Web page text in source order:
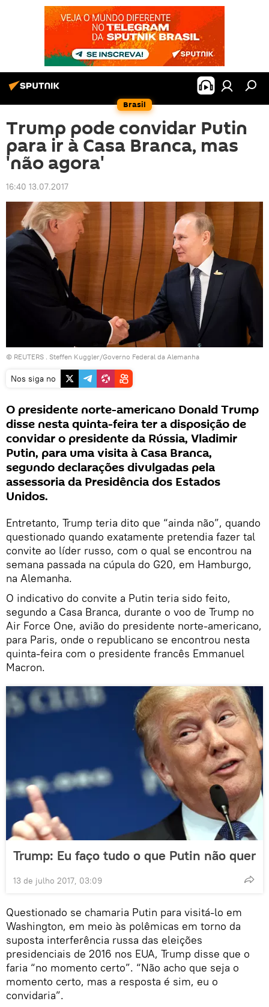
Brasil
Trump pode convidar Putin
para ir à Casa Branca, mas
'não agora'
16:40 13.07.2017
© REUTERS . Steffen Kuggler/Governo Federal da Alemanha
Nos siga no
O presidente norte-americano Donald Trump
disse nesta quinta-feira ter a disposição de
convidar o presidente da Rússia, Vladimir
Putin, para uma visita à Casa Branca,
segundo declarações divulgadas pela
assessoria da Presidência dos Estados
Unidos.
Entretanto, Trump teria dito que “ainda não”, quando
questionado quando exatamente pretendia fazer tal
convite ao líder russo, com o qual se encontrou na
semana passada na cúpula do G20, em Hamburgo,
na Alemanha.
O indicativo do convite a Putin teria sido feito,
segundo a Casa Branca, durante o voo de Trump no
Air Force One, avião do presidente norte-americano,
para Paris, onde o republicano se encontrou nesta
quinta-feira com o presidente francês Emmanuel
Macron.
Trump: Eu faço tudo o que Putin não quer
13 de julho 2017, 03:09
Questionado se chamaria Putin para visitá-lo em
Washington, em meio às polêmicas em torno da
suposta interferência russa das eleições
presidenciais de 2016 nos EUA, Trump disse que o
faria “no momento certo”. “Não acho que seja o
momento certo, mas a resposta é sim, eu o
convidaria”.